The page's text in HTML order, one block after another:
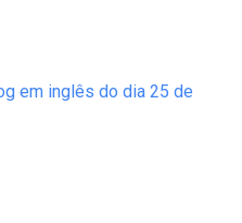
em inglês do dia 25 de